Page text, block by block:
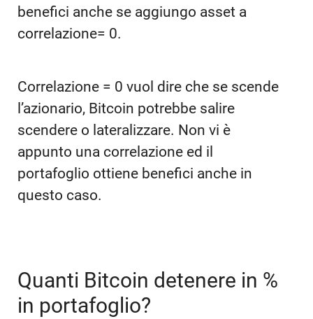
benefici anche se aggiungo asset a
correlazione= 0.
Correlazione = 0 vuol dire che se scende
l’azionario, Bitcoin potrebbe salire
scendere o lateralizzare. Non vi è
appunto una correlazione ed il
portafoglio ottiene benefici anche in
questo caso.
Quanti Bitcoin detenere in %
in portafoglio?